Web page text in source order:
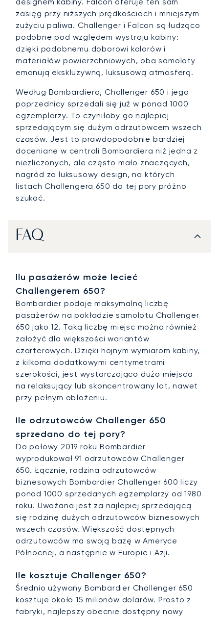
zasięg przy niższych prędkościach i mniejszym
zużyciu paliwa. Challenger i Falcon są łudząco
podobne pod względem wystroju kabiny:
dzięki podobnemu doborowi kolorów i
materiałów powierzchniowych, oba samoloty
emanują ekskluzywną, luksusową atmosferą.
Według Bombardiera, Challenger 650 i jego
poprzednicy sprzedali się już w ponad 1000
egzemplarzy. To czyniłoby go najlepiej
sprzedającym się dużym odrzutowcem wszech
czasów. Jest to prawdopodobnie bardziej
doceniane w centrali Bombardiera niż jedna z
niezliczonych, ale często mało znaczących,
nagród za luksusowy design, na których
listach Challengera 650 do tej pory próżno
szukać.
FAQ
Ilu pasażerów może lecieć
Challengerem 650?
Bombardier podaje maksymalną liczbę
pasażerów na pokładzie samolotu Challenger
650 jako 12. Taką liczbę miejsc można również
założyć dla większości wariantów
czarterowych. Dzięki hojnym wymiarom kabiny,
z kilkoma dodatkowymi centymetrami
szerokości, jest wystarczająco dużo miejsca
na relaksujący lub skoncentrowany lot, nawet
przy pełnym obłożeniu.
Ile odrzutowców Challenger 650
sprzedano do tej pory?
Do połowy 2019 roku Bombardier
wyprodukował 91 odrzutowców Challenger
650. Łącznie, rodzina odrzutowców
biznesowych Bombardier Challenger 600 liczy
ponad 1000 sprzedanych egzemplarzy od 1980
roku. Uważana jest za najlepiej sprzedającą
się rodzinę dużych odrzutowców biznesowych
wszech czasów. Większość dostępnych
odrzutowców ma swoją bazę w Ameryce
Północnej, a następnie w Europie i Azji.
Ile kosztuje Challenger 650?
Średnio używany Bombardier Challenger 650
kosztuje około 15 milionów dolarów. Prosto z
fabryki, najlepszy obecnie dostępny nowy